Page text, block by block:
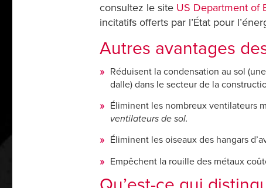
consultez le site US Department of
incitatifs offerts par l’État pour
Autres avantages
Réduisent la condensation au sol
dalle) dans le secteur de la
Éliminent les nombreux ventilateurs
ventilateurs de sol.
Éliminent les oiseaux des hangars
Empêchent la rouille des métaux